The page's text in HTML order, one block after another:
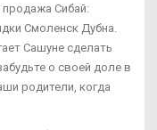
Сибай:
Смоленск Дубна.
Сашуне сделать
о своей доле в
родители, когда